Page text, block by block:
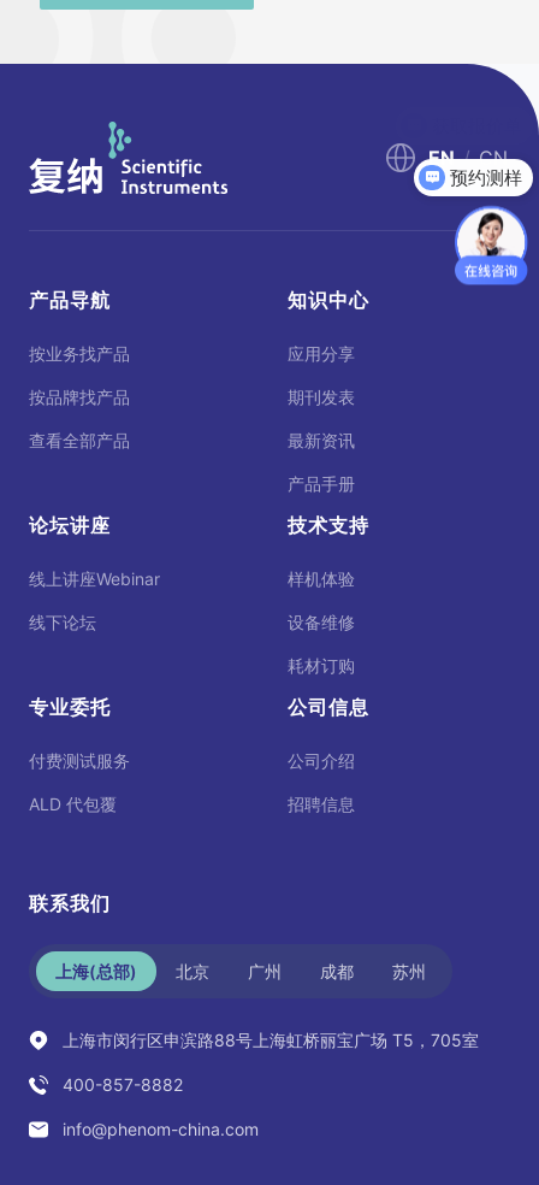
EN / CN
产品导航
按业务找产品
按品牌找产品
查看全部产品
知识中心
应用分享
期刊发表
最新资讯
产品手册
论坛讲座
线上讲座Webinar
线下论坛
技术支持
样机体验
设备维修
耗材订购
专业委托
付费测试服务
ALD 代包覆
公司信息
公司介绍
招聘信息
联系我们
上海(总部) 北京 广州 成都 苏州
上海市闵行区申滨路88号上海虹桥丽宝广场 T5，705室
400-857-8882
info@phenom-china.com
预约测样